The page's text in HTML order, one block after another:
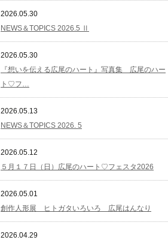
2026.05.30
NEWS＆TOPICS 2026.5 Ⅱ
2026.05.30
『想いを伝える広尾のハート』写真集 広尾のハー
ト♡フ…
2026.05.13
NEWS＆TOPICS 2026. 5
2026.05.12
５月１７日（日）広尾のハート♡フェスタ2026
2026.05.01
創作人形展 ヒトガタいろいろ 広尾はんなり
2026.04.29